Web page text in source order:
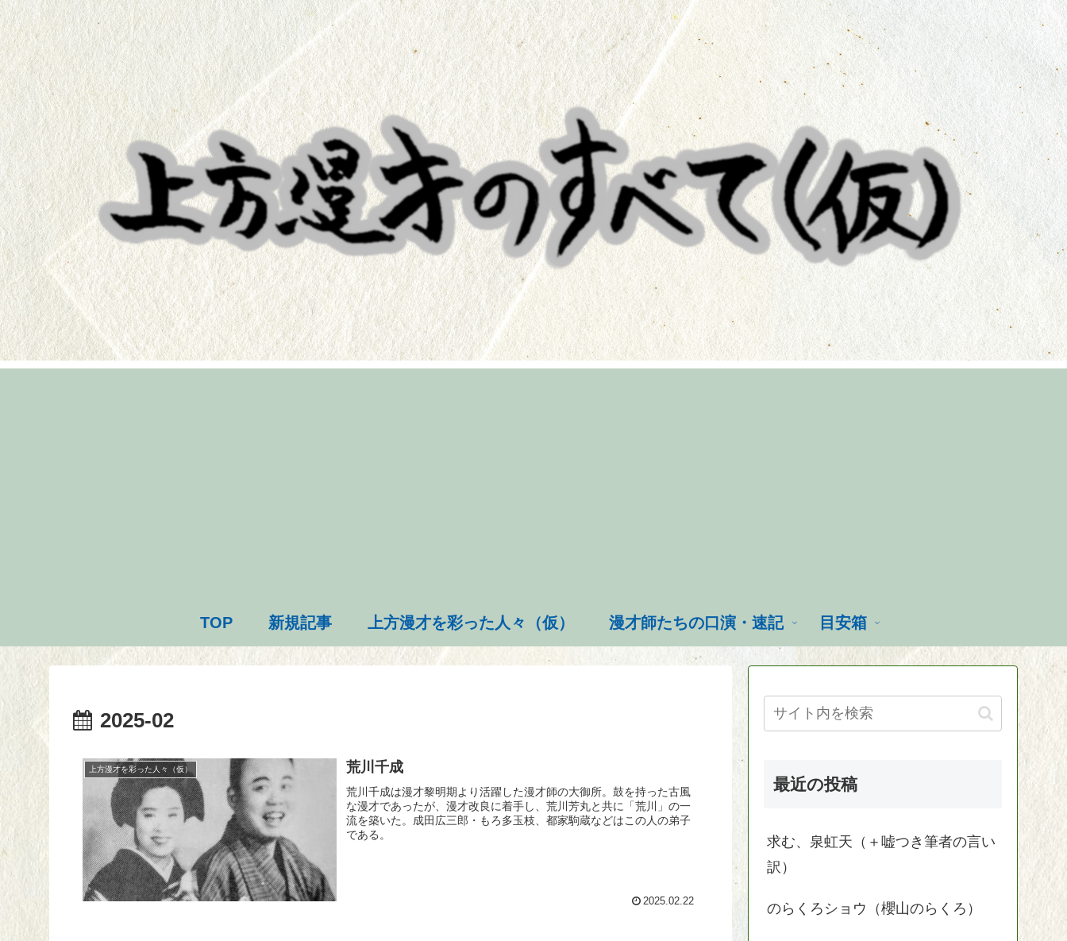
TOP 新規記事 上方漫才を彩った人々（仮） 漫才師たちの口演・速記 目安箱
2025-02
上方漫才を彩った人々（仮） 荒川千成
荒川千成は漫才黎明期より活躍した漫才師の大御所。鼓を持った古風
な漫才であったが、漫才改良に着手し、荒川芳丸と共に「荒川」の一
流を築いた。成田広三郎・もろ多玉枝、都家駒蔵などはこの人の弟子
である。
2025.02.22
最近の投稿
求む、泉虹天（＋嘘つき筆者の言い
訳）
のらくろショウ（櫻山のらくろ）